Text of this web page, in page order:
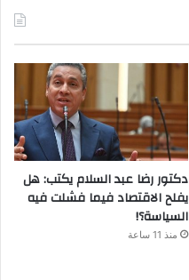
دكتور رضا عبد السلام يكتب: هل
يفلح الاقتصاد فيما فشلت فيه
السياسة؟!
منذ 11 ساعة